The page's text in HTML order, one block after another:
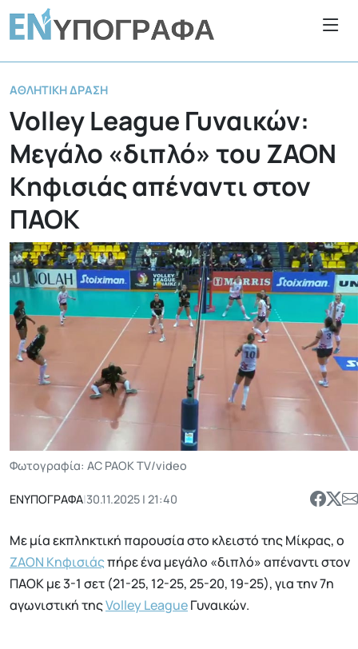
ΑΘΛΗΤΙΚΉ ΔΡΆΣΗ
Volley League Γυναικών:
Μεγάλο «διπλό» του ΖΑΟΝ
Κηφισιάς απέναντι στον
ΠΑΟΚ
Φωτογραφία: AC PAOK TV/video
ΕΝΥΠΟΓΡΑΦΑ|30.11.2025 | 21:40
Με μία εκπληκτική παρουσία στο κλειστό της Μίκρας, ο
ΖΑΟΝ Κηφισιάςπήρε ένα μεγάλο «διπλό» απέναντι στον
ΠΑΟΚ με 3-1 σετ (21-25, 12-25, 25-20, 19-25), για την 7η
αγωνιστική τηςVolley LeagueΓυναικών.